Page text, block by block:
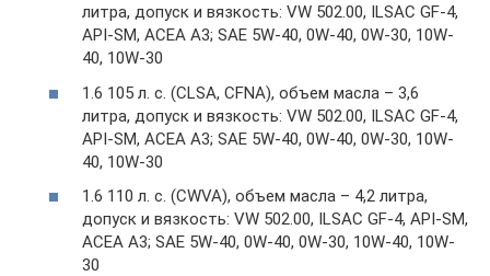
литра, допуск и вязкость: VW 502.00, ILSAC GF-4,
API-SM, ACEA A3; SAE 5W-40, 0W-40, 0W-30, 10W-
40, 10W-30
1.6 105 л. с. (CLSA, CFNA), объем масла – 3,6
литра, допуск и вязкость: VW 502.00, ILSAC GF-4,
API-SM, ACEA A3; SAE 5W-40, 0W-40, 0W-30, 10W-
40, 10W-30
1.6 110 л. с. (CWVA), объем масла – 4,2 литра,
допуск и вязкость: VW 502.00, ILSAC GF-4, API-SM,
ACEA A3; SAE 5W-40, 0W-40, 0W-30, 10W-40, 10W-
30